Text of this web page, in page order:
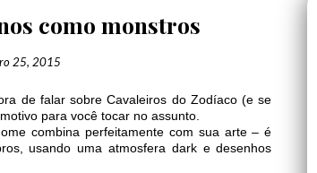
como monstros
25, 2015
de falar sobre Cavaleiros do Zodíaco (e se
para você tocar no assunto.
combina perfeitamente com sua arte – é
usando uma atmosfera dark e desenhos